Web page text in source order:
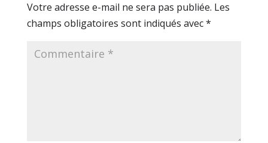
Votre adresse e-mail ne sera pas publiée. Les
champs obligatoires sont indiqués avec*